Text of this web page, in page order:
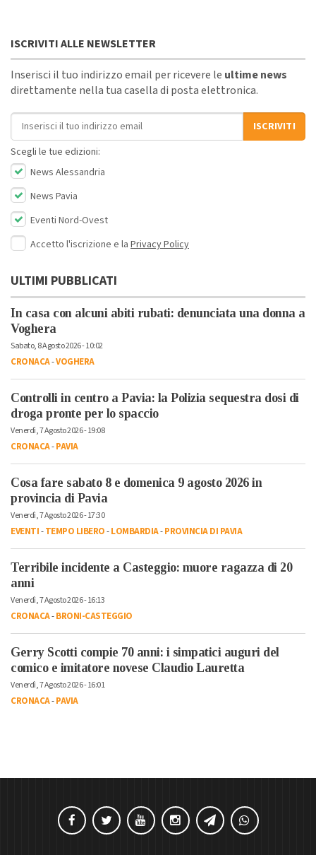
ISCRIVITI ALLE NEWSLETTER
Inserisci il tuo indirizzo email per ricevere le ultime news
direttamente nella tua casella di posta elettronica.
Indirizzo email
ISCRIVITI
Scegli le tue edizioni:
News Alessandria
News Pavia
Eventi Nord-Ovest
Accetto l'iscrizione e la Privacy Policy
ULTIMI PUBBLICATI
In casa con alcuni abiti rubati: denunciata una donna a
Voghera
Sabato, 8 Agosto 2026 - 10:02
CRONACA-VOGHERA
Controlli in centro a Pavia: la Polizia sequestra dosi di
droga pronte per lo spaccio
Venerdì, 7 Agosto 2026 - 19:08
CRONACA-PAVIA
Cosa fare sabato 8 e domenica 9 agosto 2026 in
provincia di Pavia
Venerdì, 7 Agosto 2026 - 17:30
EVENTI-TEMPO LIBERO-LOMBARDIA-PROVINCIA DI PAVIA
Terribile incidente a Casteggio: muore ragazza di 20
anni
Venerdì, 7 Agosto 2026 - 16:13
CRONACA-BRONI-CASTEGGIO
Gerry Scotti compie 70 anni: i simpatici auguri del
comico e imitatore novese Claudio Lauretta
Venerdì, 7 Agosto 2026 - 16:01
CRONACA-PAVIA